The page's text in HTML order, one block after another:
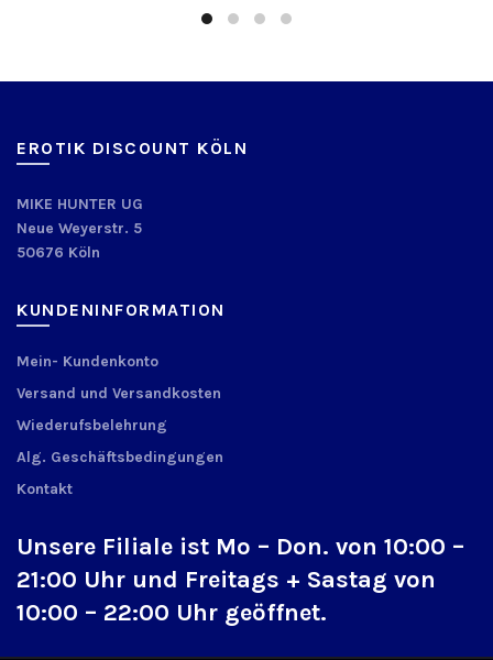
EROTIK DISCOUNT KÖLN
MIKE HUNTER UG
Neue Weyerstr. 5
50676 Köln
KUNDENINFORMATION
Mein- Kundenkonto
Versand und Versandkosten
Wiederufsbelehrung
Alg. Geschäftsbedingungen
Kontakt
Unsere Filiale ist Mo – Don. von 10:00 –
21:00 Uhr und Freitags + Sastag von
10:00 – 22:00 Uhr geöffnet.